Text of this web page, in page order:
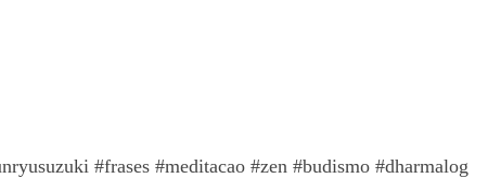
#frases #meditacao #zen #budismo #dharmalog